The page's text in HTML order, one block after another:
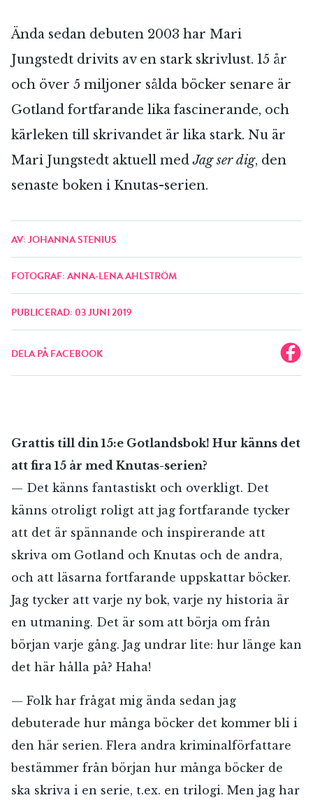
Ända sedan debuten 2003 har Mari
Jungstedt drivits av en stark skrivlust. 15 år
och över 5 miljoner sålda böcker senare är
Gotland fortfarande lika fascinerande, och
kärleken till skrivandet är lika stark. Nu är
Mari Jungstedt aktuell medJag ser dig, den
senaste boken i Knutas-serien.
AV: JOHANNA STENIUS
FOTOGRAF: ANNA-LENA AHLSTRÖM
PUBLICERAD: 03 JUNI 2019
DELA PÅ FACEBOOK
Grattis till din 15:e Gotlandsbok! Hur känns det
att fira 15 år med Knutas-serien?
— Det känns fantastiskt och overkligt. Det
känns otroligt roligt att jag fortfarande tycker
att det är spännande och inspirerande att
skriva om Gotland och Knutas och de andra,
och att läsarna fortfarande uppskattar böcker.
Jag tycker att varje ny bok, varje ny historia är
en utmaning. Det är som att börja om från
början varje gång. Jag undrar lite: hur länge kan
det här hålla på? Haha!
— Folk har frågat mig ända sedan jag
debuterade hur många böcker det kommer bli i
den här serien. Flera andra kriminalförfattare
bestämmer från början hur många böcker de
ska skriva i en serie, t.ex. en trilogi. Men jag har